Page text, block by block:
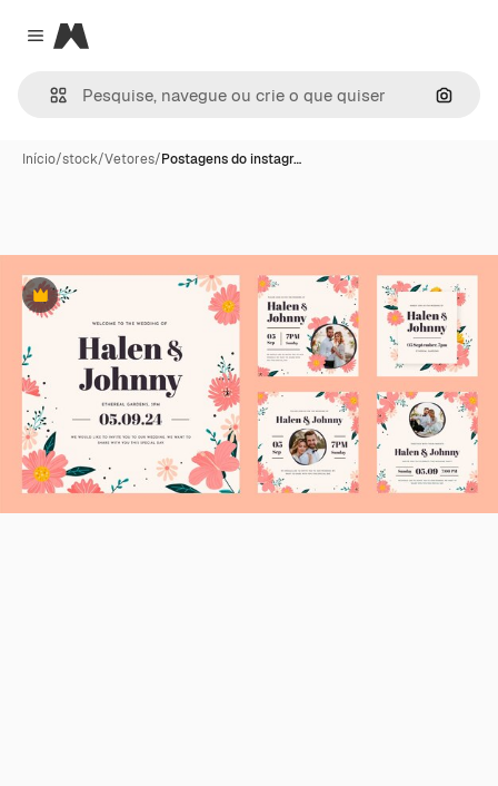
Close menu
Magnific
Início/stock/Vetores/Postagens do instagr…
Premium